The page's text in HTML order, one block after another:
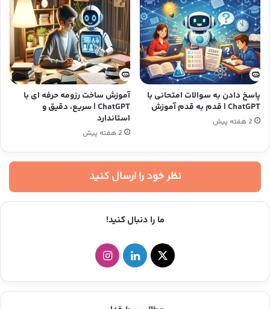
پاسخ دادن به سوالات امتحانی با
ChatGPT | قدم به قدم آموزش
2 هفته پیش
آموزش ساخت رزومه حرفه ای با
ChatGPT | سریع، دقیق و
استاندارد
2 هفته پیش
نظر خود را ارسال کنید
ما را دنبال کنید!
ی
ک
ی
ن
ی